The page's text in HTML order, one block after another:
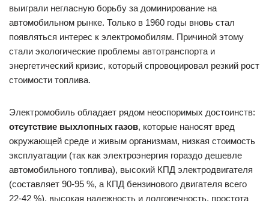
выиграли негласную борьбу за доминирование на
автомобильном рынке. Только в 1960 годы вновь стал
появляться интерес к электромобилям. Причиной этому
стали экологические проблемы автотранспорта и
энергетический кризис, который спровоцировал резкий рост
стоимости топлива.
Электромобиль обладает рядом неоспоримых достоинств:
отсутствие выхлопных газов, которые наносят вред
окружающей среде и живым организмам, низкая стоимость
эксплуатации (так как электроэнергия гораздо дешевле
автомобильного топлива), высокий КПД электродвигателя
(составляет 90-95 %, а КПД бензинового двигателя всего
22-42 %), высокая надежность и долговечность, простота